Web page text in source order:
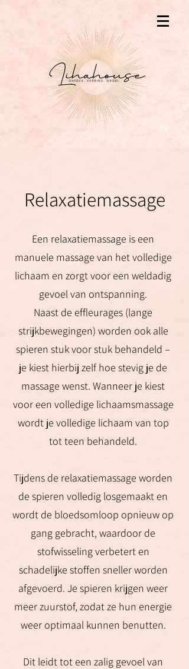
Relaxatiemassage
Een relaxatiemassage is een
manuele massage van het volledige
lichaam en zorgt voor een weldadig
gevoel van ontspanning.
Naast de effleurages (lange
strijkbewegingen) worden ook alle
spieren stuk voor stuk behandeld –
je kiest hierbij zelf hoe stevig je de
massage wenst. Wanneer je kiest
voor een volledige lichaamsmassage
wordt je volledige lichaam van top
tot teen behandeld.
Tijdens de relaxatiemassage worden
de spieren volledig losgemaakt en
wordt de bloedsomloop opnieuw op
gang gebracht, waardoor de
stofwisseling verbetert en
schadelijke stoffen sneller worden
afgevoerd. Je spieren krijgen weer
meer zuurstof, zodat ze hun energie
weer optimaal kunnen benutten.
Dit leidt tot een zalig gevoel van